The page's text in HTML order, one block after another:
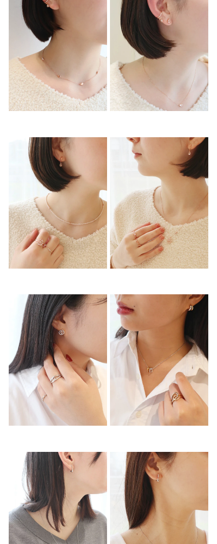
モチーフ
ファッションテイス
ト
着用シーン
コレクション
レディース
リングサイズ
メンズ
リングサイズ
～
価格 ¥0
在庫ありのみ すべて表示